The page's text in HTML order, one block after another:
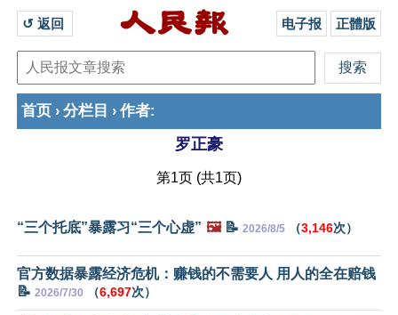
↺ 返回 电子报 正體版
首页 › 分栏目 › 作者:
罗正豪
第1页 (共1页)
“三个托底”暴露习“三个心虚” 🖼️📝 2026/8/5 （3,146次）
官方数据暴露经济危机：赚钱的不需要人 用人的全在赔钱
📝 2026/7/30 （6,697次）